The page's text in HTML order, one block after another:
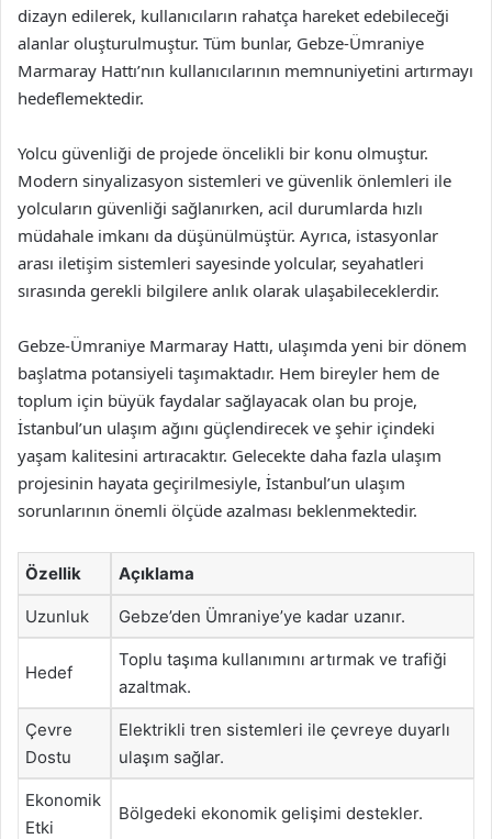
dizayn edilerek, kullanıcıların rahatça hareket edebileceği
alanlar oluşturulmuştur. Tüm bunlar, Gebze-Ümraniye
Marmaray Hattı’nın kullanıcılarının memnuniyetini artırmayı
hedeflemektedir.
Yolcu güvenliği de projede öncelikli bir konu olmuştur.
Modern sinyalizasyon sistemleri ve güvenlik önlemleri ile
yolcuların güvenliği sağlanırken, acil durumlarda hızlı
müdahale imkanı da düşünülmüştür. Ayrıca, istasyonlar
arası iletişim sistemleri sayesinde yolcular, seyahatleri
sırasında gerekli bilgilere anlık olarak ulaşabileceklerdir.
Gebze-Ümraniye Marmaray Hattı, ulaşımda yeni bir dönem
başlatma potansiyeli taşımaktadır. Hem bireyler hem de
toplum için büyük faydalar sağlayacak olan bu proje,
İstanbul’un ulaşım ağını güçlendirecek ve şehir içindeki
yaşam kalitesini artıracaktır. Gelecekte daha fazla ulaşım
projesinin hayata geçirilmesiyle, İstanbul’un ulaşım
sorunlarının önemli ölçüde azalması beklenmektedir.
Özellik Açıklama
Uzunluk Gebze’den Ümraniye’ye kadar uzanır.
Hedef
Toplu taşıma kullanımını artırmak ve trafiği
azaltmak.
Çevre
Dostu
Elektrikli tren sistemleri ile çevreye duyarlı
ulaşım sağlar.
Ekonomik
Etki
Bölgedeki ekonomik gelişimi destekler.